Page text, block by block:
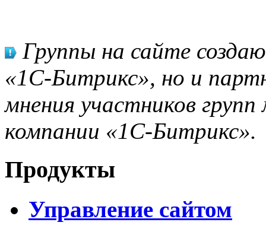
Группы на сайте
«1С-Битрикс», но и
мнения участников
компании «1С-Битрикс».
Продукты
Управление сайтом